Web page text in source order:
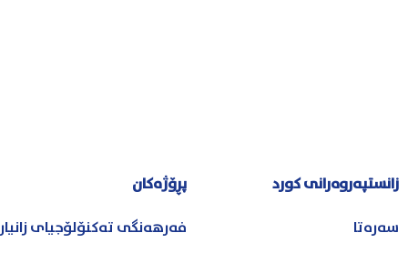
زانستپەروەرانی کورد
سەرەتا
پڕۆژەکان
فەرهەنگی تەکنۆلۆجیای